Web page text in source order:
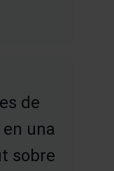
de
una
sobre